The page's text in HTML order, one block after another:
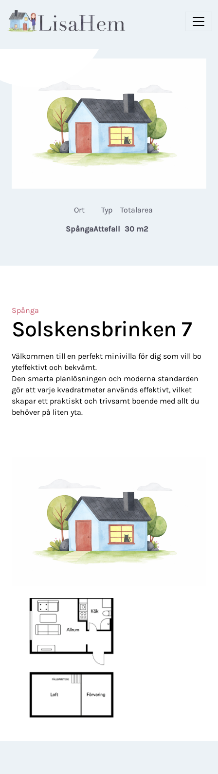
Ort
Spånga
Typ
Attefall
Totalarea
30 m2
Spånga
Solskensbrinken 7
Välkommen till en perfekt minivilla för dig som vill bo
yteffektivt och bekvämt.
Den smarta planlösningen och moderna standarden
gör att varje kvadratmeter används effektivt, vilket
skapar ett praktiskt och trivsamt boende med allt du
behöver på liten yta.